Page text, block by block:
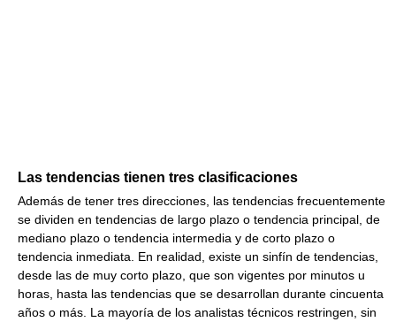
Las tendencias tienen tres clasificaciones
Además de tener tres direcciones, las tendencias frecuentemente
se dividen en tendencias de largo plazo o tendencia principal, de
mediano plazo o tendencia intermedia y de corto plazo o
tendencia inmediata. En realidad, existe un sinfín de tendencias,
desde las de muy corto plazo, que son vigentes por minutos u
horas, hasta las tendencias que se desarrollan durante cincuenta
años o más. La mayoría de los analistas técnicos restringen, sin